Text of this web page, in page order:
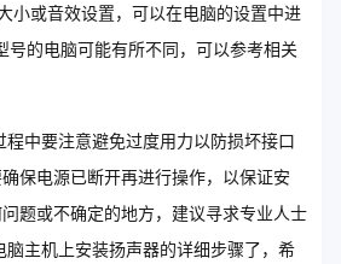
小或音效设置，可以在电脑的设置中进
号的电脑可能有所不同，可以参考相关
中要注意避免过度用力以防损坏接口
保电源已断开再进行操作，以保证安
题或不确定的地方，建议寻求专业人士
脑主机上安装扬声器的详细步骤了，希